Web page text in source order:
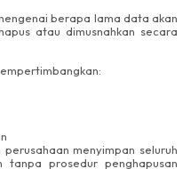
berapa lama data akan
atau dimusnahkan secara
menyimpan seluruh
prosedur penghapusan